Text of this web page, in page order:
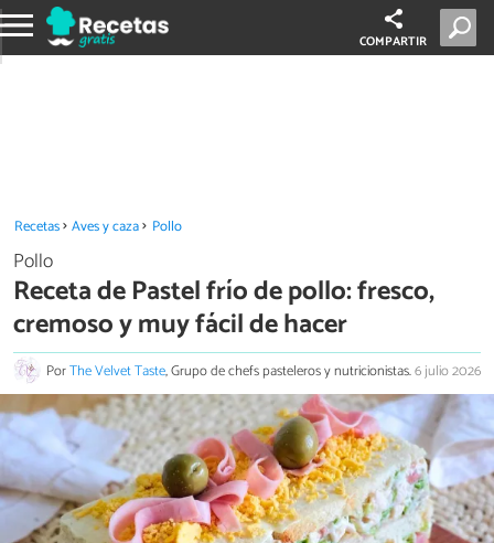
COMPARTIR
Recetas Aves y caza Pollo
Pollo
Receta de Pastel frío de pollo: fresco,
cremoso y muy fácil de hacer
PorThe Velvet Taste, Grupo de chefs pasteleros y nutricionistas.6 julio 2026